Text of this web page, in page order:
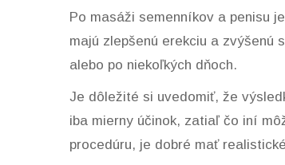
Po masáži semenníkov a penisu
majú zlepšenú erekciu a zvýšenú
alebo po niekoľkých dňoch.
Je dôležité si uvedomiť, že
iba mierny účinok, zatiaľ čo iní
procedúru, je dobré mať